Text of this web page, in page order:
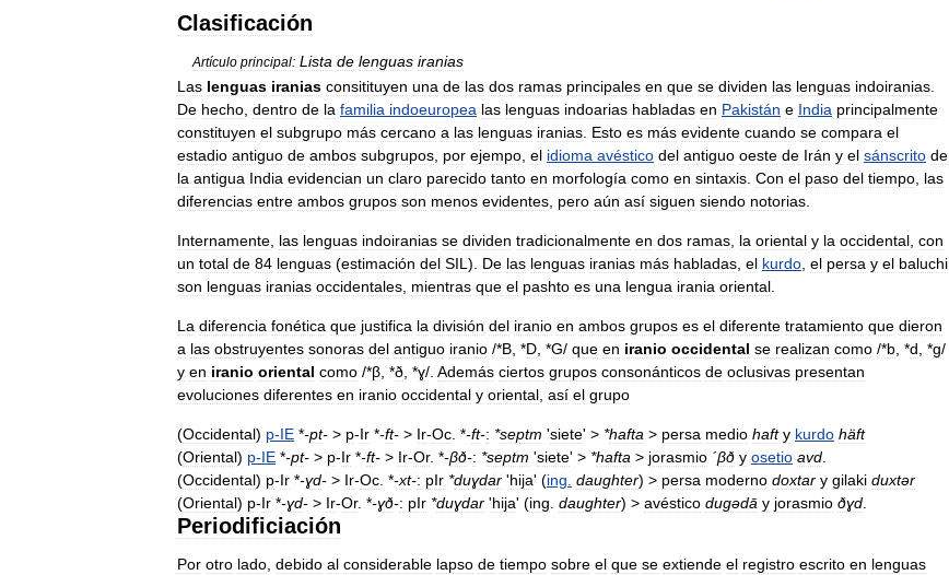
Clasificación
Artículo principal: Lista de lenguas iranias
Las lenguas iranias consitituyen una de las dos ramas principales en que se dividen las lenguas indoiranias.
De hecho, dentro de la familia indoeuropea las lenguas indoarias habladas en Pakistán e India principalmente
constituyen el subgrupo más cercano a las lenguas iranias. Esto es más evidente cuando se compara el
estadio antiguo de ambos subgrupos, por ejempo, el idioma avéstico del antiguo oeste de Irán y el sánscrito de
la antigua India evidencian un claro parecido tanto en morfología como en sintaxis. Con el paso del tiempo, las
diferencias entre ambos grupos son menos evidentes, pero aún así siguen siendo notorias.
Internamente, las lenguas indoiranias se dividen tradicionalmente en dos ramas, la oriental y la occidental, con
un total de 84 lenguas (estimación del SIL). De las lenguas iranias más habladas, el kurdo, el persa y el baluchi
son lenguas iranias occidentales, mientras que el pashto es una lengua irania oriental.
La diferencia fonética que justifica la división del iranio en ambos grupos es el diferente tratamiento que dieron
a las obstruyentes sonoras del antiguo iranio /*B, *D, *G/ que en iranio occidental se realizan como /*b, *d, *g/
y en iranio oriental como /*β, *ð, *ɣ/. Además ciertos grupos consonánticos de oclusivas presentan
evoluciones diferentes en iranio occidental y oriental, así el grupo
(Occidental) p-IE *-pt- > p-Ir *-ft- > Ir-Oc. *-ft-: *septm 'siete' > *hafta > persa medio haft y kurdo häft
(Oriental) p-IE *-pt- > p-Ir *-ft- > Ir-Or. *-βð-: *septm 'siete' > *hafta > jorasmio ´βð y osetio avd.
(Occidental) p-Ir *-ɣd- > Ir-Oc. *-xt-: pIr *duɣdar 'hija' (ing. daughter) > persa moderno doxtar y gilaki duxtər
(Oriental) p-Ir *-ɣd- > Ir-Or. *-ɣð-: pIr *duɣdar 'hija' (ing. daughter) > avéstico dugədā y jorasmio ðɣd.
Periodificiación
Por otro lado, debido al considerable lapso de tiempo sobre el que se extiende el registro escrito en lenguas